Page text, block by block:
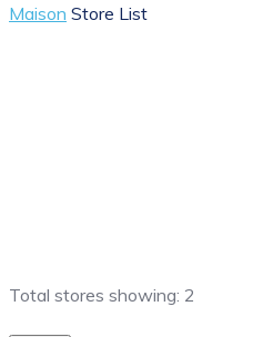
Maison Store List
Total stores showing: 2